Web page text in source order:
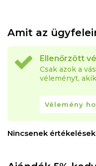
Amit az
Ellenőrzött
Csak azok a
véleményt,
Vélemény
Nincsenek